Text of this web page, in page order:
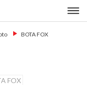
Primary Menu
→
BOTA FOX